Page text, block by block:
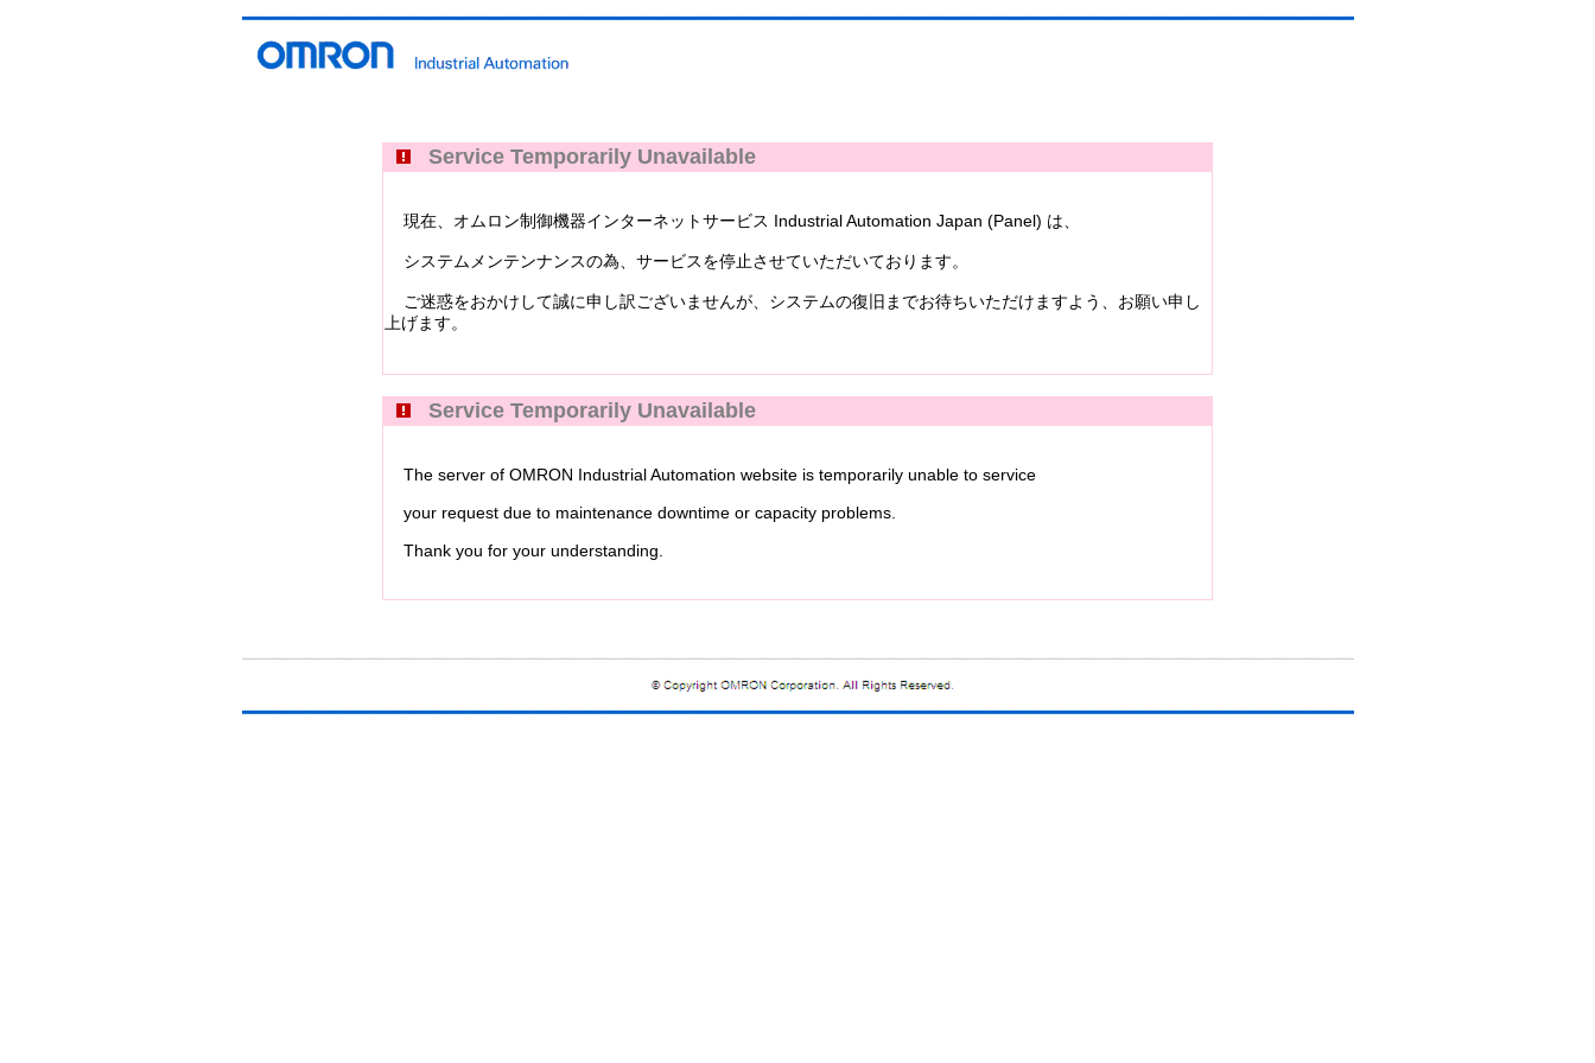
Service Temporarily Unavailable
現在、オムロン制御機器インターネットサービス Industrial Automation Japan (Panel) は、
システムメンテンナンスの為、サービスを停止させていただいております。
ご迷惑をおかけして誠に申し訳ございませんが、システムの復旧までお待ちいただけますよう、お願い申し
上げます。
Service Temporarily Unavailable
The server of OMRON Industrial Automation website is temporarily unable to service
your request due to maintenance downtime or capacity problems.
Thank you for your understanding.